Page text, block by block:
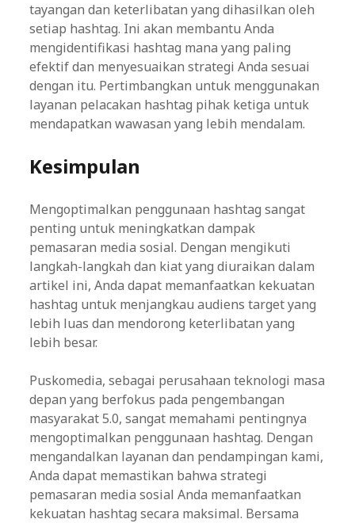
tayangan dan keterlibatan yang dihasilkan oleh
setiap hashtag. Ini akan membantu Anda
mengidentifikasi hashtag mana yang paling
efektif dan menyesuaikan strategi Anda sesuai
dengan itu. Pertimbangkan untuk menggunakan
layanan pelacakan hashtag pihak ketiga untuk
mendapatkan wawasan yang lebih mendalam.
Kesimpulan
Mengoptimalkan penggunaan hashtag sangat
penting untuk meningkatkan dampak
pemasaran media sosial. Dengan mengikuti
langkah-langkah dan kiat yang diuraikan dalam
artikel ini, Anda dapat memanfaatkan kekuatan
hashtag untuk menjangkau audiens target yang
lebih luas dan mendorong keterlibatan yang
lebih besar.
Puskomedia, sebagai perusahaan teknologi masa
depan yang berfokus pada pengembangan
masyarakat 5.0, sangat memahami pentingnya
mengoptimalkan penggunaan hashtag. Dengan
mengandalkan layanan dan pendampingan kami,
Anda dapat memastikan bahwa strategi
pemasaran media sosial Anda memanfaatkan
kekuatan hashtag secara maksimal. Bersama